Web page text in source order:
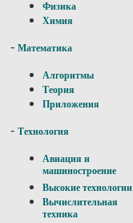
Физика
Химия
- Математика
Алгоритмы
Теория
Приложения
- Технология
Авиация и
машиностроение
Высокие технологии
Вычислительная
техника